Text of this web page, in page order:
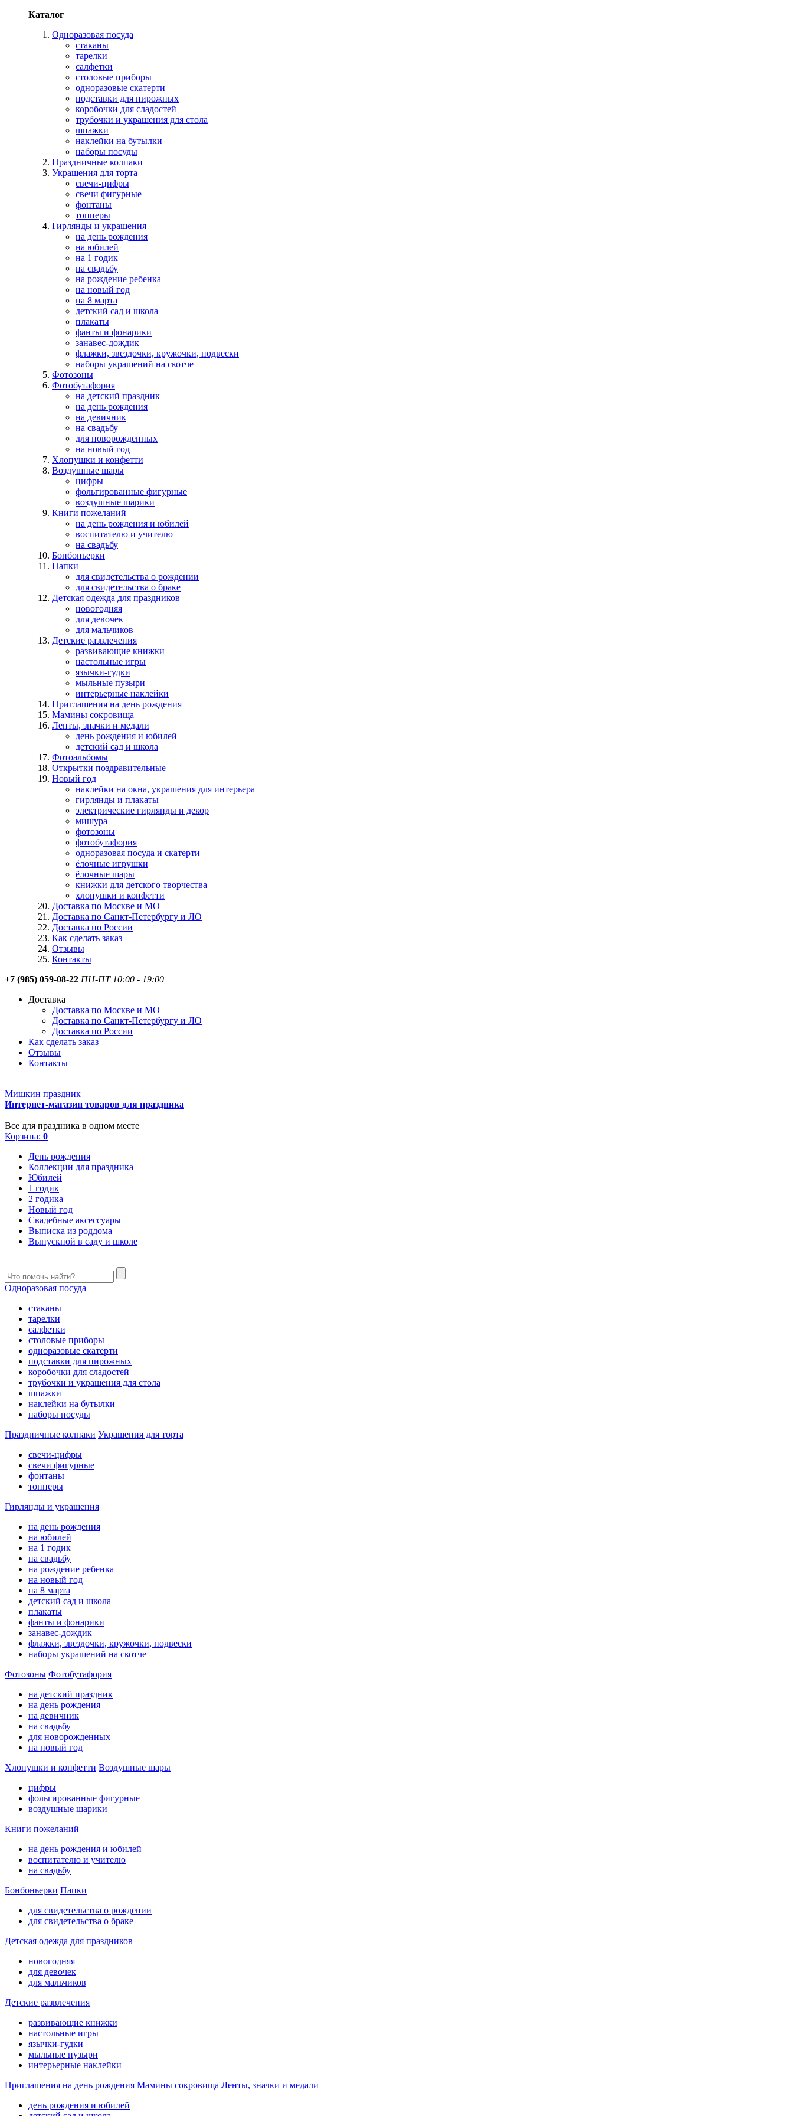
Каталог
Одноразовая посуда
стаканы
тарелки
салфетки
столовые приборы
одноразовые скатерти
подставки для пирожных
коробочки для сладостей
трубочки и украшения для стола
шпажки
наклейки на бутылки
наборы посуды
Праздничные колпаки
Украшения для торта
свечи-цифры
свечи фигурные
фонтаны
топперы
Гирлянды и украшения
на день рождения
на юбилей
на 1 годик
на свадьбу
на рождение ребенка
на новый год
на 8 марта
детский сад и школа
плакаты
фанты и фонарики
занавес-дождик
флажки, звездочки, кружочки, подвески
наборы украшений на скотче
Фотозоны
Фотобутафория
на детский праздник
на день рождения
на девичник
на свадьбу
для новорожденных
на новый год
Хлопушки и конфетти
Воздушные шары
цифры
фольгированные фигурные
воздушные шарики
Книги пожеланий
на день рождения и юбилей
воспитателю и учителю
на свадьбу
Бонбоньерки
Папки
для свидетельства о рождении
для свидетельства о браке
Детская одежда для праздников
новогодняя
для девочек
для мальчиков
Детские развлечения
развивающие книжки
настольные игры
язычки-гудки
мыльные пузыри
интерьерные наклейки
Приглашения на день рождения
Мамины сокровища
Ленты, значки и медали
день рождения и юбилей
детский сад и школа
Фотоальбомы
Открытки поздравительные
Новый год
наклейки на окна, украшения для интерьера
гирлянды и плакаты
электрические гирлянды и декор
мишура
фотозоны
фотобутафория
одноразовая посуда и скатерти
ёлочные игрушки
ёлочные шары
книжки для детского творчества
хлопушки и конфетти
Доставка по Москве и МО
Доставка по Санкт-Петербургу и ЛО
Доставка по России
Как сделать заказ
Отзывы
Контакты
+7 (985) 059-08-22 ПН-ПТ 10:00 - 19:00
Доставка
Доставка по Москве и МО
Доставка по Санкт-Петербургу и ЛО
Доставка по России
Как сделать заказ
Отзывы
Контакты
Мишкин праздник
Интернет-магазин товаров для праздника
Все для праздника в одном месте
Корзина: 0
День рождения
Коллекции для праздника
Юбилей
1 годик
2 годика
Новый год
Свадебные аксессуары
Выписка из роддома
Выпускной в саду и школе
Одноразовая посуда
стаканы
тарелки
салфетки
столовые приборы
одноразовые скатерти
подставки для пирожных
коробочки для сладостей
трубочки и украшения для стола
шпажки
наклейки на бутылки
наборы посуды
Праздничные колпаки Украшения для торта
свечи-цифры
свечи фигурные
фонтаны
топперы
Гирлянды и украшения
на день рождения
на юбилей
на 1 годик
на свадьбу
на рождение ребенка
на новый год
на 8 марта
детский сад и школа
плакаты
фанты и фонарики
занавес-дождик
флажки, звездочки, кружочки, подвески
наборы украшений на скотче
Фотозоны Фотобутафория
на детский праздник
на день рождения
на девичник
на свадьбу
для новорожденных
на новый год
Хлопушки и конфетти Воздушные шары
цифры
фольгированные фигурные
воздушные шарики
Книги пожеланий
на день рождения и юбилей
воспитателю и учителю
на свадьбу
Бонбоньерки Папки
для свидетельства о рождении
для свидетельства о браке
Детская одежда для праздников
новогодняя
для девочек
для мальчиков
Детские развлечения
развивающие книжки
настольные игры
язычки-гудки
мыльные пузыри
интерьерные наклейки
Приглашения на день рождения Мамины сокровища Ленты, значки и медали
день рождения и юбилей